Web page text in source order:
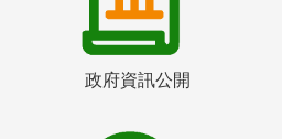
政府資訊公開